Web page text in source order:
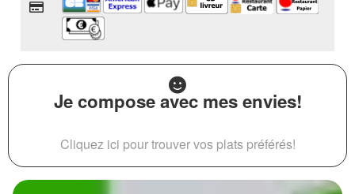
Je compose avec mes envies!
Cliquez ici pour trouver vos plats préférés!